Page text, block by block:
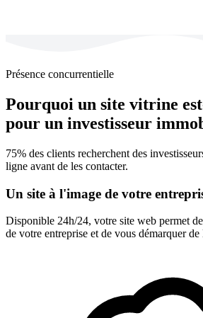
Présence concurrentielle
Pourquoi un site vitrine
pour un investisseur
75% des clients recherchent des
ligne avant de les contacter.
Un site à l'image de votre
Disponible 24h/24, votre site web permet
de votre entreprise et de vous démarquer